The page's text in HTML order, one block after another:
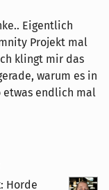
Eigentlich
Projekt mal
klingt mir das
warum es in
etwas endlich mal
Horde